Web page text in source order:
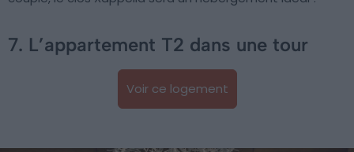
7. L’appartement T2 dans une tour
Voir ce logement